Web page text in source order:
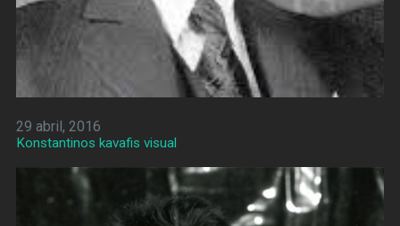
29 abril, 2016
Konstantinos kavafis visual